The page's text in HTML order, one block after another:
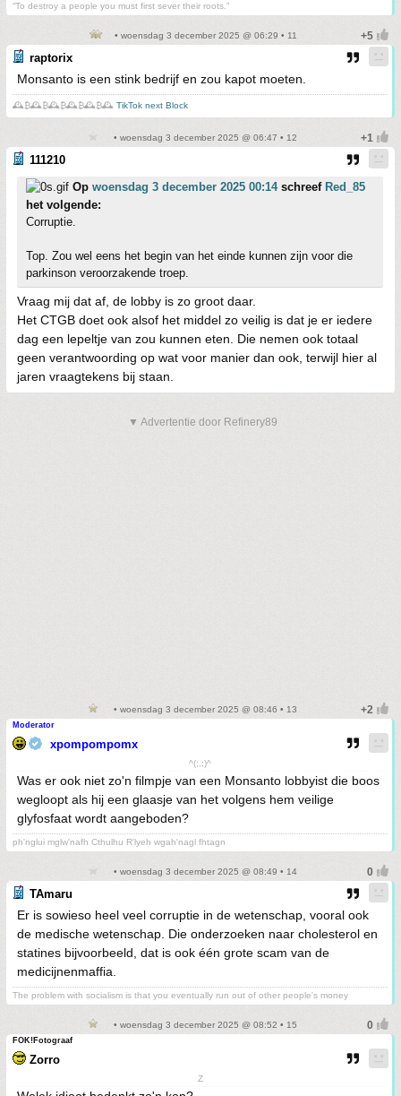
“To destroy a people you must first sever their roots.”
• woensdag 3 december 2025 @ 06:29 • 11
raptorix
Monsanto is een stink bedrijf en zou kapot moeten.
🕰️₿🕰️₿🕰️₿🕰️₿🕰️₿🕰️ TikTok next Block
• woensdag 3 december 2025 @ 06:47 • 12
111210
Op woensdag 3 december 2025 00:14schreef Red_85
het volgende:
Corruptie.
Top. Zou wel eens het begin van het einde kunnen zijn voor die
parkinson veroorzakende troep.
Vraag mij dat af, de lobby is zo groot daar.
Het CTGB doet ook alsof het middel zo veilig is dat je er iedere
dag een lepeltje van zou kunnen eten. Die nemen ook totaal
geen verantwoording op wat voor manier dan ook, terwijl hier al
jaren vraagtekens bij staan.
▼ Advertentie door Refinery89
• woensdag 3 december 2025 @ 08:46 • 13
Moderator
xpompompomx
^(;,;)^
Was er ook niet zo'n filmpje van een Monsanto lobbyist die boos
wegloopt als hij een glaasje van het volgens hem veilige
glyfosfaat wordt aangeboden?
ph'nglui mglw'nafh Cthulhu R'lyeh wgah'nagl fhtagn
• woensdag 3 december 2025 @ 08:49 • 14
TAmaru
Er is sowieso heel veel corruptie in de wetenschap, vooral ook
de medische wetenschap. Die onderzoeken naar cholesterol en
statines bijvoorbeeld, dat is ook één grote scam van de
medicijnenmaffia.
The problem with socialism is that you eventually run out of other people's money
• woensdag 3 december 2025 @ 08:52 • 15
FOK!Fotograaf
Zorro
Z